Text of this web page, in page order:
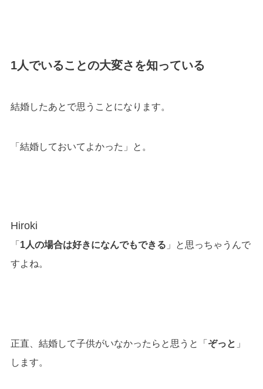
1人でいることの大変さを知っている
結婚したあとで思うことになります。
「結婚しておいてよかった」と。
Hiroki
「 1人の場合は好きになんでもできる 」と思っちゃうんで
すよね。
正直、結婚して子供がいなかったらと思うと「 ぞっと 」
します。